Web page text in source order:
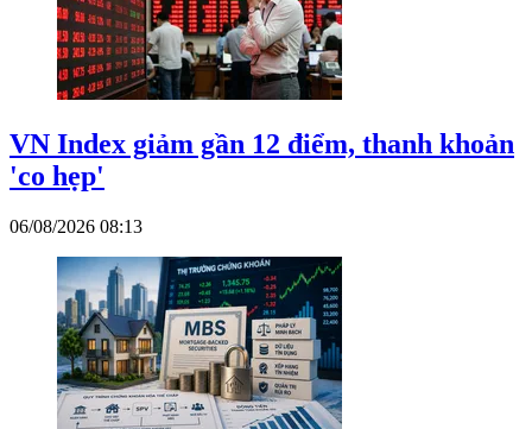
VN Index giảm gần 12 điểm, thanh khoản
'co hẹp'
06/08/2026 08:13